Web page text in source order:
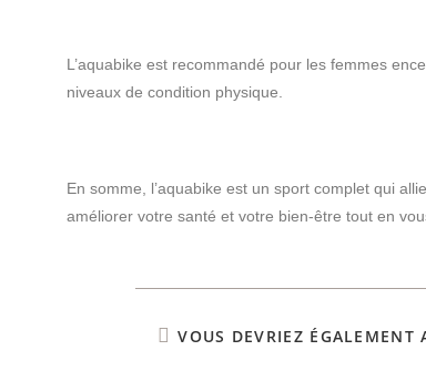
L’aquabike est recommandé pour les femmes
niveaux de condition physique.
En somme, l’aquabike est un sport complet qui
améliorer votre santé et votre bien-être tout en
VOUS DEVRIEZ ÉGALEMENT